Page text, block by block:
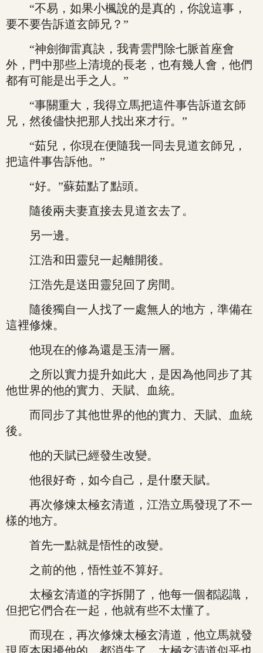
“不易，如果小楓說的是真的，你說這事，
要不要告訴道玄師兄？”
“神劍御雷真訣，我青雲門除七脈首座會
外，門中那些上清境的長老，也有幾人會，他們
都有可能是出手之人。”
“事關重大，我得立馬把這件事告訴道玄師
兄，然後儘快把那人找出來才行。”
“茹兒，你現在便隨我一同去見道玄師兄，
把這件事告訴他。”
“好。”蘇茹點了點頭。
隨後兩夫妻直接去見道玄去了。
另一邊。
江浩和田靈兒一起離開後。
江浩先是送田靈兒回了房間。
隨後獨自一人找了一處無人的地方，準備在
這裡修煉。
他現在的修為還是玉清一層。
之所以實力提升如此大，是因為他同步了其
他世界的他的實力、天賦、血統。
而同步了其他世界的他的實力、天賦、血統
後。
他的天賦已經發生改變。
他很好奇，如今自己，是什麼天賦。
再次修煉太極玄清道，江浩立馬發現了不一
樣的地方。
首先一點就是悟性的改變。
之前的他，悟性並不算好。
太極玄清道的字拆開了，他每一個都認識，
但把它們合在一起，他就有些不太懂了。
而現在，再次修煉太極玄清道，他立馬就發